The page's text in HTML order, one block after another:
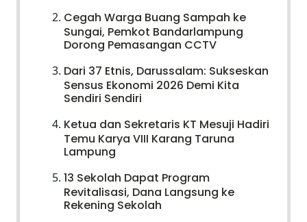
Cegah Warga Buang Sampah ke
Sungai, Pemkot Bandarlampung
Dorong Pemasangan CCTV
Dari 37 Etnis, Darussalam: Sukseskan
Sensus Ekonomi 2026 Demi Kita
Sendiri Sendiri
Ketua dan Sekretaris KT Mesuji Hadiri
Temu Karya VIII Karang Taruna
Lampung
13 Sekolah Dapat Program
Revitalisasi, Dana Langsung ke
Rekening Sekolah